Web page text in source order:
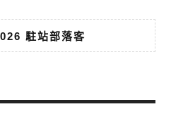
駐站部落客